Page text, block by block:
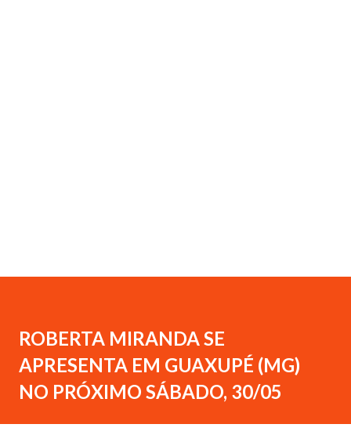
ROBERTA MIRANDA SE
APRESENTA EM GUAXUPÉ (MG)
NO PRÓXIMO SÁBADO, 30/05